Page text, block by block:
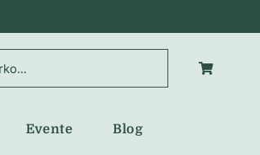
Evente Blog